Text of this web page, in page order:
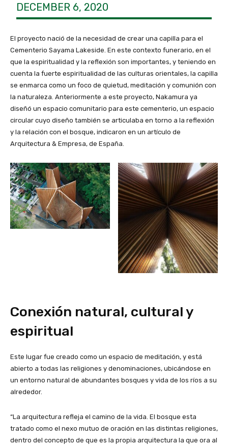
DECEMBER 6, 2020
El proyecto nació de la necesidad de crear una capilla para el
Cementerio Sayama Lakeside. En este contexto funerario, en el
que la espiritualidad y la reflexión son importantes, y teniendo en
cuenta la fuerte espiritualidad de las culturas orientales, la capilla
se enmarca como un foco de quietud, meditación y comunión con
la naturaleza. Anteriormente a este proyecto, Nakamura ya
diseñó un espacio comunitario para este cementerio, un espacio
circular cuyo diseño también se articulaba en torno a la reflexión
y la relación con el bosque, indicaron en un artículo de
Arquitectura & Empresa, de España.
Conexión natural, cultural y
espiritual
Este lugar fue creado como un espacio de meditación, y está
abierto a todas las religiones y denominaciones, ubicándose en
un entorno natural de abundantes bosques y vida de los ríos a su
alrededor.
“La arquitectura refleja el camino de la vida. El bosque esta
tratado como el nexo mutuo de oración en las distintas religiones,
dentro del concepto de que es la propia arquitectura la que ora al